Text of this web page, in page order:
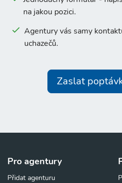
na jakou pozici.
Agentury vás samy
uchazečů.
Zaslat
Pro agentury
Přidat agenturu